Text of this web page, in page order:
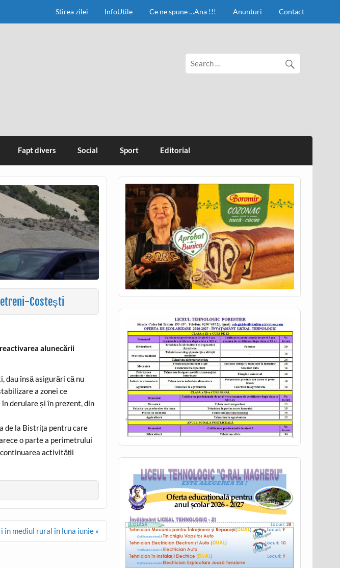
Stirea zilei InfoUtile Ce ne spune …Ana !!! Anunturi Contact
Fapt divers Social Sport Editorial
Costeşti
alunecării
dau însă asigurări că nu
a zonei ce
derulare și în prezent, din
de la Bistrița pentru care
o parte a perimetrului
activității
în mediul rural în luna iunie »